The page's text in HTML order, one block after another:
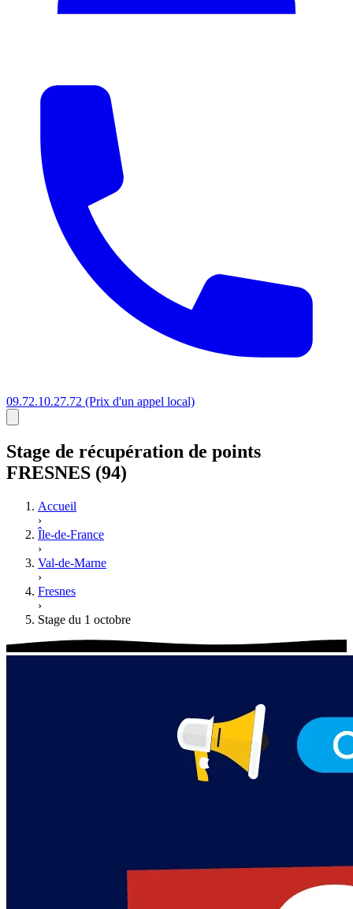
09.72.10.27.72 (Prix d'un appel local)
Stage de récupération de points
FRESNES (94)
Accueil
›
Île-de-France
›
Val-de-Marne
›
Fresnes
›
Stage du 1 octobre